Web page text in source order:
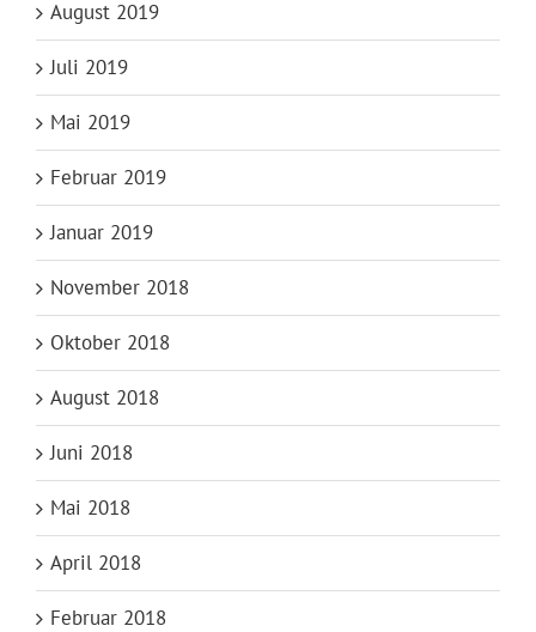
August 2019
Juli 2019
Mai 2019
Februar 2019
Januar 2019
November 2018
Oktober 2018
August 2018
Juni 2018
Mai 2018
April 2018
Februar 2018